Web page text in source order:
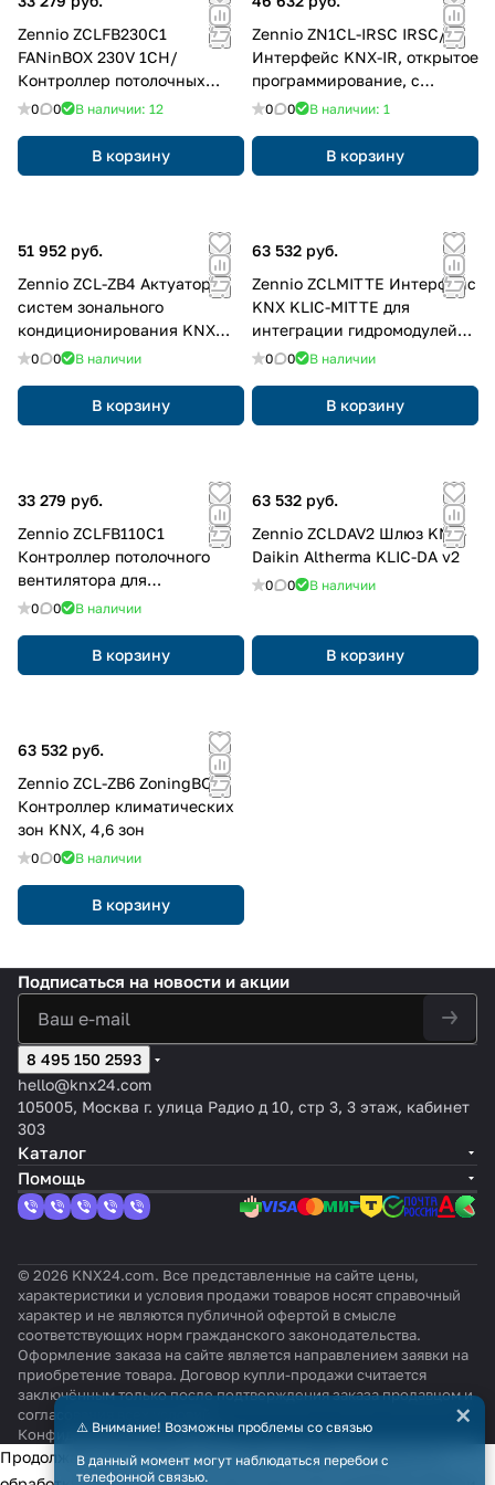
о
в
Zennio ZCLFB230C1
FANinBOX 230V 1CH/
Контроллер потолочных
вентиляторов KNX, 1 канал,
0 0 В наличии: 12
В корзину
Zennio ZN1CL-IRSC IRSC/
Интерфейс KNX-IR, открытое
программирование, с
контролем 1-8 зон
0 0 В наличии: 1
В корзину
51 952 руб.
Zennio ZCL-ZB4 Актуатор
систем зонального
кондиционирования KNX
ZoningBOX, 4,6 зон
0 0 В наличии
В корзину
63 532 руб.
Zennio ZCLMITTE Интерфейс
KNX KLIC-MITTE для
интеграции гидромодулей
Ecodan тепловых насосов
0 0 В наличии
В корзину
33 279 руб.
Zennio ZCLFB110C1
Контроллер потолочного
вентилятора для
вентиляторных установок с
переменного тока FANinBOX
110V 1CH
0 0 В наличии
В корзину
63 532 руб.
Zennio ZCLDAV2 Шлюз KNX-
Daikin Altherma KLIC-DA v2
0 0 В наличии
В корзину
63 532 руб.
Zennio ZCL-ZB6 ZoningBOX/
Контроллер климатических
зон KNX, 4,6 зон
0 0 В наличии
В корзину
Подписаться на новости и акции
8 495 150 2593
hello@knx24.com
105005, Москва г. улица Радио д 10, стр 3, 3 этаж, кабинет
303
Каталог
Помощь
© 2026 KNX24.com. Все представленные на сайте цены,
характеристики и условия продажи товаров носят справочный
характер и не являются публичной офертой в смысле
соответствующих норм гражданского законодательства.
Оформление заказа на сайте является направлением заявки на
приобретение товара. Договор купли-продажи считается
заключённым только после подтверждения заказа продавцом и
согласования всех условий.
КонфиденциальностьОферта
⚠️ Внимание! Возможны проблемы со связью
В данный момент могут наблюдаться перебои с
телефонной связью.
×
Продолжая использовать наш сайт, вы даёте согласие на